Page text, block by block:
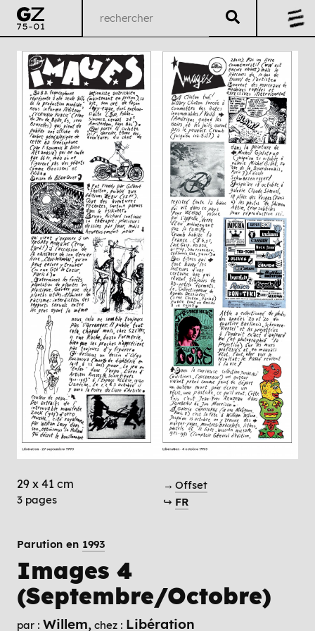
29 x 41 cm
3 pages
→ Offset
↪ FR
Parution en 1993
Images 4
(Septembre/Octobre)
par : Willem chez : Libération